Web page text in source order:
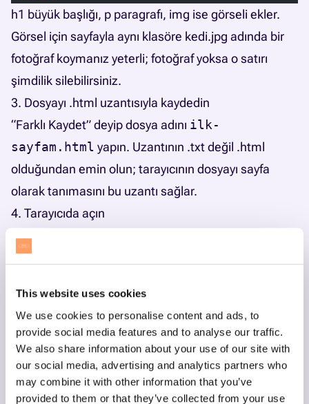
This website uses cookies
We use cookies to personalise content and ads, to
provide social media features and to analyse our traffic.
We also share information about your use of our site with
our social media, advertising and analytics partners who
may combine it with other information that you’ve
provided to them or that they’ve collected from your use
h1 büyük başlığı, p paragrafı, img ise görseli ekler.
Görsel için sayfayla aynı klasöre kedi.jpg adında bir
fotoğraf koymanız yeterli; fotoğraf yoksa o satırı
şimdilik silebilirsiniz.
3. Dosyayı .html uzantısıyla kaydedin
“Farklı Kaydet” deyip dosya adını ilk-
sayfam.html yapın. Uzantının .txt değil .html
olduğundan emin olun; tarayıcının dosyayı sayfa
olarak tanımasını bu uzantı sağlar.
4. Tarayıcıda açın
Kaydettiğiniz dosyaya çift tıklayın. Sayfa Chrome,
Firefox veya Safari’de açılır ve çocuk yazdığı kodun
burada görür.
5. CSS ile renk ve yazı tipi ekleyin
head bölümüne bir style etiketi ekleyerek sayfanın
görünümünü değiştirin:
<style>